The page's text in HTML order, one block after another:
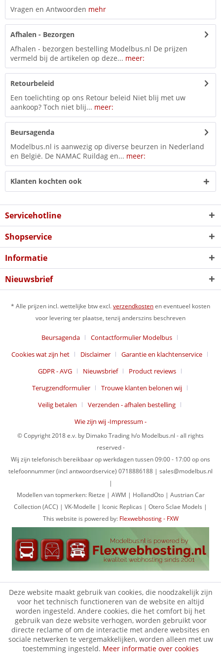
Vragen en Antwoorden mehr
Afhalen - Bezorgen
Afhalen - bezorgen bestelling Modelbus.nl De prijzen
vermeld bij de artikelen op deze... meer:
Retourbeleid
Een toelichting op ons Retour beleid Niet blij met uw
aankoop? Toch niet blij... meer:
Beursagenda
Modelbus.nl is aanwezig op diverse beurzen in Nederland
en België. De NAMAC Ruildag en... meer:
Klanten kochten ook
Servicehotline
Shopservice
Informatie
Nieuwsbrief
* Alle prijzen incl. wettelijke btw excl.verzendkostenen eventueel kosten
voor levering ter plaatse, tenzij anderszins beschreven
Beursagenda
Contactformulier Modelbus
Cookies wat zijn het
Disclaimer
Garantie en klachtenservice
GDPR - AVG
Nieuwsbrief
Product reviews
Terugzendformulier
Trouwe klanten belonen wij
Veilig betalen
Verzenden - afhalen bestelling
Wie zijn wij -Impressum -
© Copyright 2018 e.v. by Dimako Trading h/o Modelbus.nl - all rights
reserved -
Wij zijn telefonisch bereikbaar op werkdagen tussen 09:00 - 17:00 op ons
telefoonnummer (incl antwoordservice) 0718886188 | sales@modelbus.nl
|
Modellen van topmerken: Rietze | AWM | HollandOto | Austrian Car
Collection (ACC) | VK-Modelle | Iconic Replicas | Otero Sclae Models |
This website is powered by: Flexwebhosting - FXW
Deze website maakt gebruik van cookies, die noodzakelijk zijn
voor het technisch functioneren van de website en altijd
worden ingesteld. Andere cookies, die het comfort bij het
gebruik van deze website verhogen, worden gebruikt voor
directe reclame of om de interactie met andere websites en
sociale netwerken te vergemakkelijken, worden alleen met uw
toestemming ingesteld. Meer informatie over cookies